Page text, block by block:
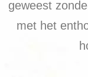
geweest
met het